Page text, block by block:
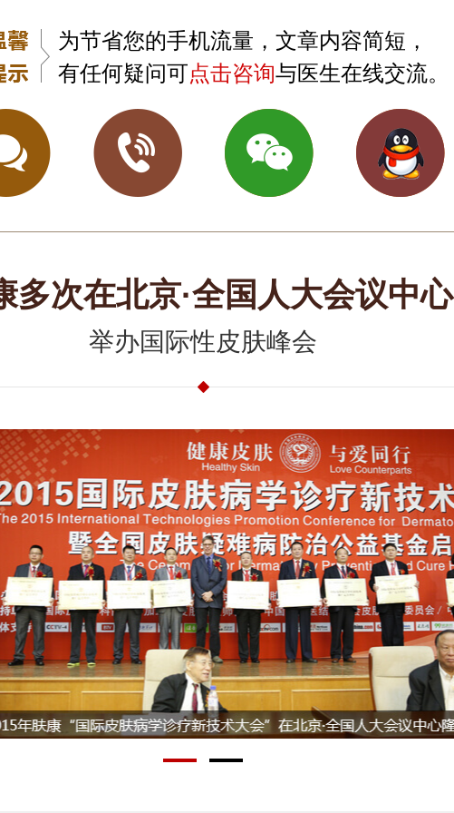
为节省您的手机流量，文章内容简短，
有任何疑问可点击咨询与医生在线交流。
多次在北京·全国人大会议中心
举办国际性皮肤峰会